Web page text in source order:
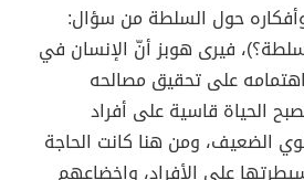
حول السلطة من سؤال:
فيرى هوبز أنّ الإنسان في
اهتمامه على تحقيق مصالحه
الحياة قاسية على أفراد
الضعيف، ومن هنا كانت الحاجة
على الأفراد، وإخضاعهم